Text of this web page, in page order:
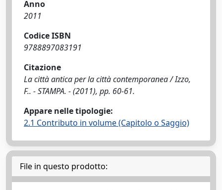
Anno
2011
Codice ISBN
9788897083191
Citazione
La città antica per la città contemporanea / Izzo,
F.. - STAMPA. - (2011), pp. 60-61.
Appare nelle tipologie:
2.1 Contributo in volume (Capitolo o Saggio)
File in questo prodotto: